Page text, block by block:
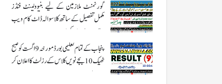
گورنمنٹ ملازمین کے لیے بنیوولینٹ فنڈز
مکمل تفصیل کے ساتھ کلاسوالہ ڈاٹ کام ویب
سائٹ پر ملاحضہ کریں
پنجاب کے تمام تعلیمی بورڈ مورخہ 9 اگست کو صبح
ٹھیک 10 بجے نویں کلاس کے رزلٹ کا اعلان کر
رہے ہیں